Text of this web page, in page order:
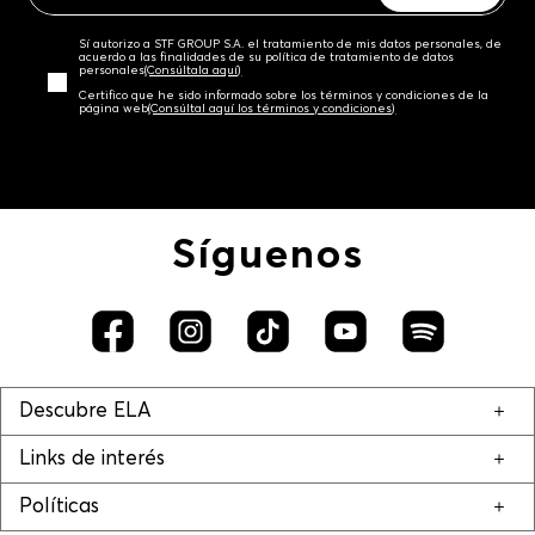
Sí autorizo a STF GROUP S.A. el tratamiento de mis datos personales, de
acuerdo a las finalidades de su política de tratamiento de datos
personales‎(Consúltala aquí)
Certifico que he sido informado sobre los términos y condiciones de la
página web‎(Consúltal aquí los términos y condiciones)
Síguenos
Descubre ELA
Links de interés
Políticas